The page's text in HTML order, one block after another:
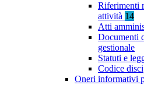
Riferimenti
attività 14
Atti
Documenti
gestionale
Statuti e
Codice
Oneri informativi